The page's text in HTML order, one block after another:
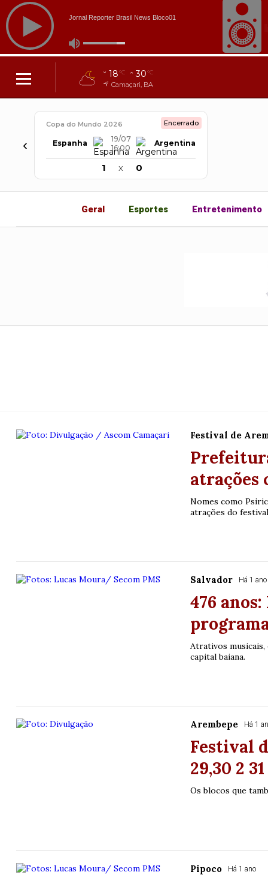
18°C 30°C
Camaçari, BA
‹
Copa do Mundo 2026 Encerrado
Espanha
19/07
16:00
Argentina
1 x 0
Geral Esportes Entretenimento
Festival de
atrações
Nomes como
atrações do
Salvador Há 1 ano
476
Atrativos
capital baiana.
Arembepe Há 1
Festival
29,30 2
Os blocos que
Pipoco Há 1 ano